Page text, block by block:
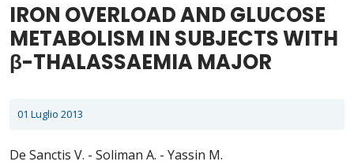
IRON OVERLOAD AND GLUCOSE
METABOLISM IN SUBJECTS WITH
β-THALASSAEMIA MAJOR
01 Luglio 2013
De Sanctis V. - Soliman A. - Yassin M.